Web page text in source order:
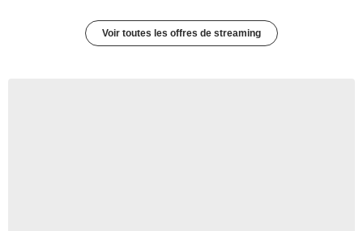
Voir toutes les offres de streaming